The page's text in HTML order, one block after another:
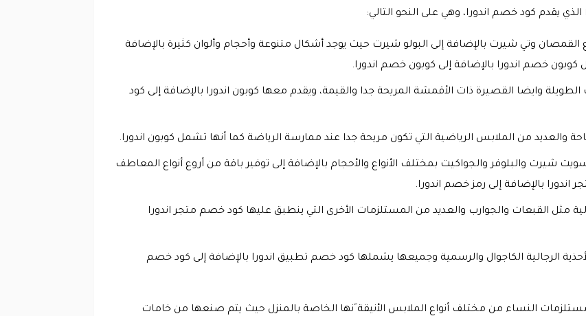
يقدم كود خصم اندورا، وهي على النحو التالي:
القمصان وتي شيرت بالإضافة إلى البولو شيرت حيث يوجد أشكال متنوعة وأحجام وألوان كثيرة بالإضافة
خصم اندورا بالإضافة إلى كوبون خصم اندورا.
وايضا القصيرة ذات الأقمشة المريحة جدا والقيمة، ويقدم معها كوبون اندورا بالإضافة إلى كود
والعديد من الملابس الرياضية التي تكون مريحة جدا عند ممارسة الرياضة كما أنها تشمل كوبون اندورا.
شيرت والبلوفر والجواكيت بمختلف الأنواع والأحجام بالإضافة إلى توفير باقة من أروع أنواع المعاطف
بالإضافة إلى رمز خصم اندورا.
مثل القبعات والجوارب والعديد من المستلزمات الأخرى التي ينطبق عليها كود خصم متجر اندورا
الرجالية الكاجوال والرسمية وجميعها يشملها كود خصم تطبيق اندورا بالإضافة إلى كود خصم
النساء من مختلف أنواع الملابس الأنيقة َنها الخاصة بالمنزل حيث يتم صنعها من خامات